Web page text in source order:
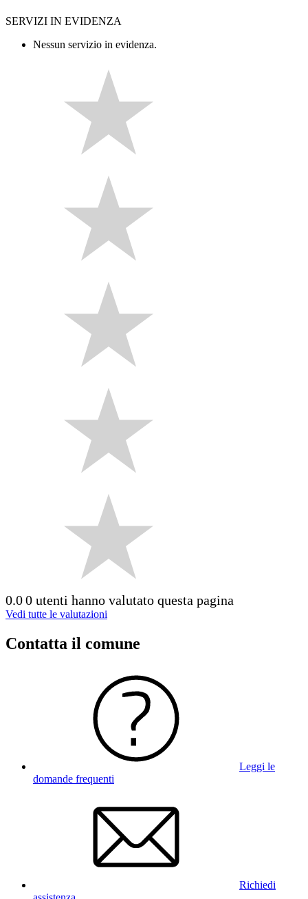
SERVIZI IN EVIDENZA
Nessun servizio in evidenza.
0.00 utenti hanno valutato questa pagina
Vedi tutte le valutazioni
Contatta il comune
Leggi le
domande frequenti
Richiedi